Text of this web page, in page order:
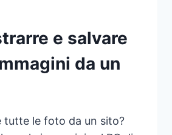
e salvare
da un
tutte le foto da un sito?